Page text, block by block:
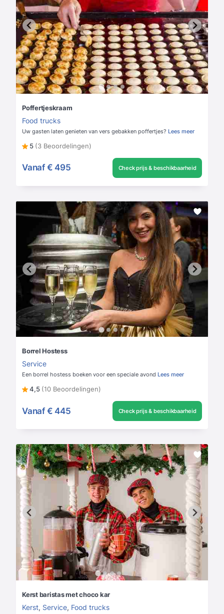
Poffertjeskraam
Food trucks
Uw gasten laten genieten van vers gebakken poffertjes? Lees meer
5 (3 Beoordelingen)
Vanaf € 495 Check prijs & beschikbaarheid
Borrel Hostess
Service
Een borrel hostess boeken voor een speciale avond Lees meer
4,5 (10 Beoordelingen)
Vanaf € 445 Check prijs & beschikbaarheid
Kerst baristas met choco kar
Kerst, Service, Food trucks